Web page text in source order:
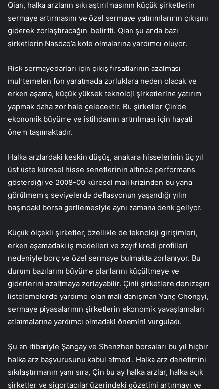
Qian, halka arzların sıkılaştırılmasının küçük şirketlerin
sermaye artırmasını ve özel sermaye yatırımlarının çıkışını
giderek zorlaştıracağını belirtti. Qian şu anda bazı
şirketlerin Nasdaq’a kote olmalarına yardımcı oluyor.
Risk sermayedarları için çıkış fırsatlarının azalması
muhtemelen fon yaratmada zorluklara neden olacak ve
erken aşama, küçük yüksek teknoloji şirketlerine yatırım
yapmak daha zor hale gelecektir. Bu şirketler Çin’de
ekonomik büyüme ve istihdamın artırılması için hayati
önem taşımaktadır.
Halka arzlardaki keskin düşüş, anakara hisselerinin üç yıl
üst üste küresel hisse senetlerinin altında performans
gösterdiği ve 2008-09 küresel mali krizinden bu yana
görülmemiş seviyelerde deflasyonun yaşandığı yılın
başındaki borsa gerilemesiyle aynı zamana denk geliyor.
Küçük ölçekli şirketler, özellikle de teknoloji girişimleri,
erken aşamadaki iş modelleri ve zayıf kredi profilleri
nedeniyle borç ve özel sermaye bulmakta zorlanıyor. Bu
durum bazılarını büyüme planlarını küçültmeye ve
giderlerini azaltmaya zorlayabilir. Çinli şirketlere denizaşırı
listelemelerde yardımcı olan mali danışman Yang Chongyi,
sermaye piyasalarının şirketlerin ekonomik yavaşlamaları
atlatmalarına yardımcı olmadaki önemini vurguladı.
Şu an itibariyle Şangay ve Shenzhen borsaları bu yıl hiçbir
halka arz başvurusunu kabul etmedi. Halka arz denetimini
sıkılaştırmanın yanı sıra, Çin bu ay halka arzlar, halka açık
şirketler ve sigortacılar üzerindeki gözetimi artırmayı ve